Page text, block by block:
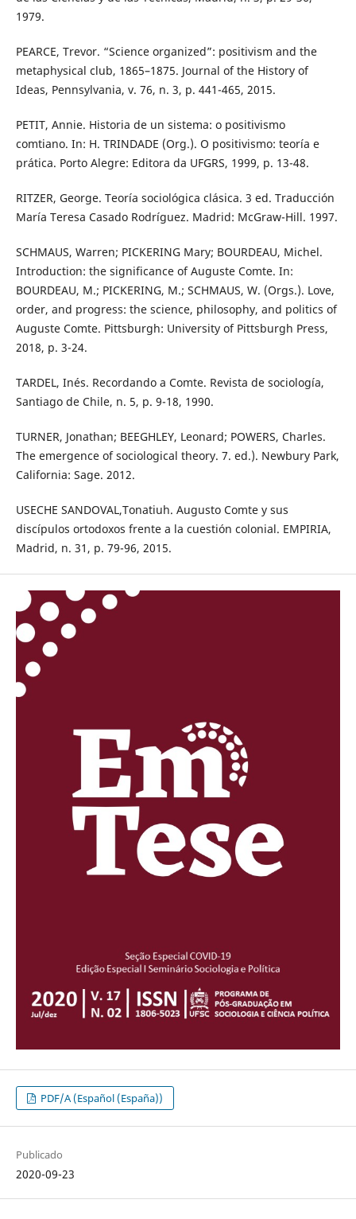
1979.
PEARCE, Trevor. “Science organized”: positivism and the
metaphysical club, 1865–1875. Journal of the History of
Ideas, Pennsylvania, v. 76, n. 3, p. 441-465, 2015.
PETIT, Annie. Historia de un sistema: o positivismo
comtiano. In: H. TRINDADE (Org.). O positivismo: teoría e
prática. Porto Alegre: Editora da UFGRS, 1999, p. 13-48.
RITZER, George. Teoría sociológica clásica. 3 ed. Traducción
María Teresa Casado Rodríguez. Madrid: McGraw-Hill. 1997.
SCHMAUS, Warren; PICKERING Mary; BOURDEAU, Michel.
Introduction: the significance of Auguste Comte. In:
BOURDEAU, M.; PICKERING, M.; SCHMAUS, W. (Orgs.). Love,
order, and progress: the science, philosophy, and politics of
Auguste Comte. Pittsburgh: University of Pittsburgh Press,
2018, p. 3-24.
TARDEL, Inés. Recordando a Comte. Revista de sociología,
Santiago de Chile, n. 5, p. 9-18, 1990.
TURNER, Jonathan; BEEGHLEY, Leonard; POWERS, Charles.
The emergence of sociological theory. 7. ed.). Newbury Park,
California: Sage. 2012.
USECHE SANDOVAL,Tonatiuh. Augusto Comte y sus
discípulos ortodoxos frente a la cuestión colonial. EMPIRIA,
Madrid, n. 31, p. 79-96, 2015.
PDF/A (Español (España))
Publicado
2020-09-23